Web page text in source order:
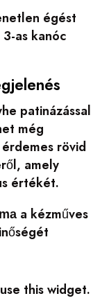
égést
as kanóc
patinázással
még
rövid
amely
értékét.
a kézműves
this widget.